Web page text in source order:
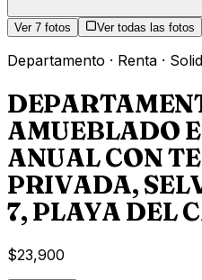
Ver 7 fotos Ver todas las fotos
Departamento · Renta ·
AMUEBLADO
ANUAL CON
PRIVADA,
7, PLAYA DEL
$23,900